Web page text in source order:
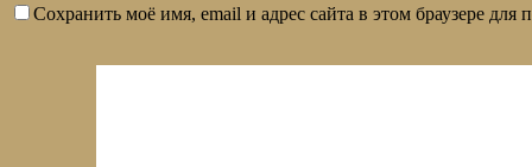
Сохранить моё имя, email и адрес сайта в этом браузере